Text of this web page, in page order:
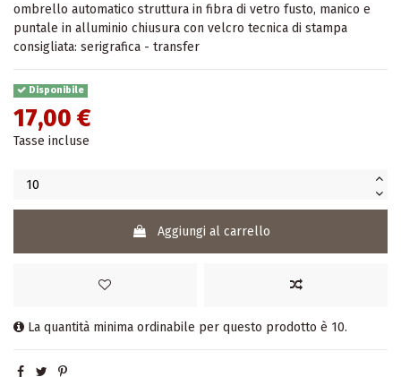
ombrello automatico struttura in fibra di vetro fusto, manico e
puntale in alluminio chiusura con velcro tecnica di stampa
consigliata: serigrafica - transfer
Disponibile
17,00 €
Tasse incluse
Aggiungi al carrello
La quantità minima ordinabile per questo prodotto è 10.